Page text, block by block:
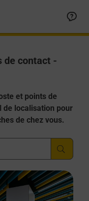
de contact -
et points de
de localisation pour
de chez vous.